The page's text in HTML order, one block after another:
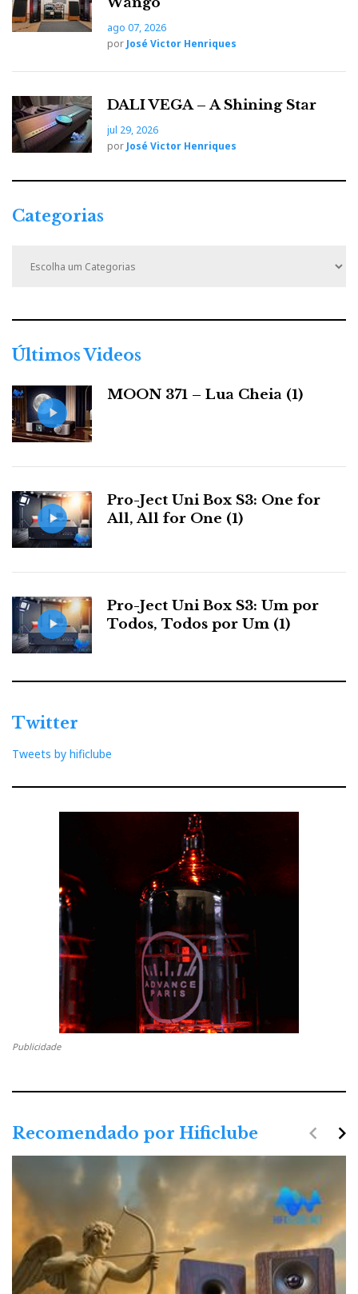
ago 07, 2026
por José Victor Henriques
DALI VEGA – A Shining Star
jul 29, 2026
por José Victor Henriques
Categorias
r
i
s
Últimos Videos
MOON 371 – Lua Cheia (1)
Pro-Ject Uni Box S3: One for
All, All for One (1)
Pro-Ject Uni Box S3: Um por
Todos, Todos por Um (1)
Twitter
Tweets by hificlube
Publicidade
Recomendado por Hificlube navigate_next
navigate_before